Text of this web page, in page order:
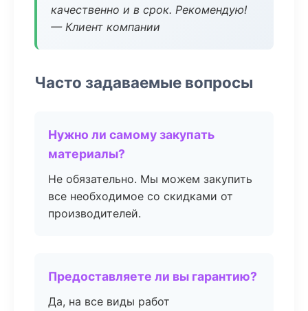
качественно и в срок. Рекомендую!
— Клиент компании
Часто задаваемые вопросы
Нужно ли самому закупать
материалы?
Не обязательно. Мы можем закупить
все необходимое со скидками от
производителей.
Предоставляете ли вы гарантию?
Да, на все виды работ